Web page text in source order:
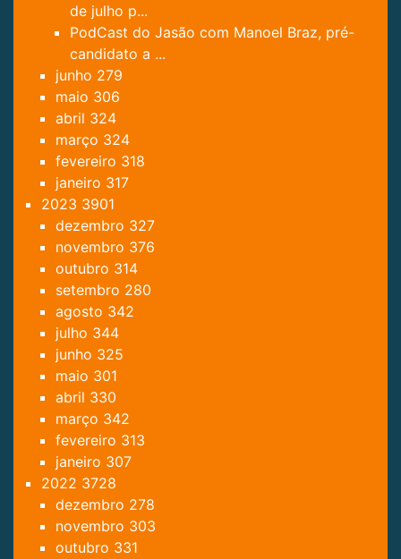
de julho p...
PodCast do Jasão com Manoel Braz, pré-
candidato a ...
junho 279
maio 306
abril 324
março 324
fevereiro 318
janeiro 317
2023 3901
dezembro 327
novembro 376
outubro 314
setembro 280
agosto 342
julho 344
junho 325
maio 301
abril 330
março 342
fevereiro 313
janeiro 307
2022 3728
dezembro 278
novembro 303
outubro 331